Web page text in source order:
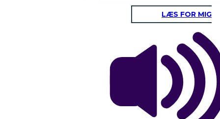
Come comportarsi a scuola
LÆS FOR MIG